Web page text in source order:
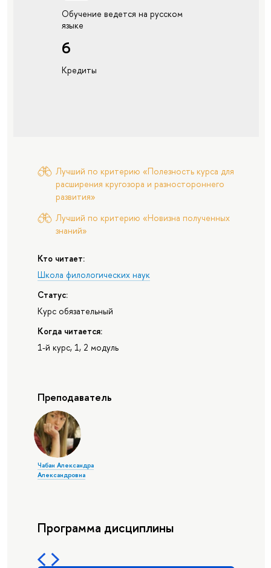
Обучение ведется на русском
языке
6
Кредиты
Лучший по критерию «Полезность курса для
расширения кругозора и разностороннего
развития»
Лучший по критерию «Новизна полученных
знаний»
Кто читает:
Школа филологических наук
Статус:
Курс обязательный
Когда читается:
1-й курс, 1, 2 модуль
Преподаватель
Чабан Александра
Александровна
Программа дисциплины